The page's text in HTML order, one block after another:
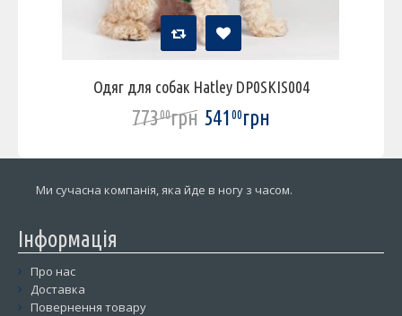
Одяг для собак Hatley DP0SKIS004
77300грн 54100грн
Ми сучасна компанія, яка йде в ногу з часом.
Інформація
Про нас
Доставка
Повернення товару